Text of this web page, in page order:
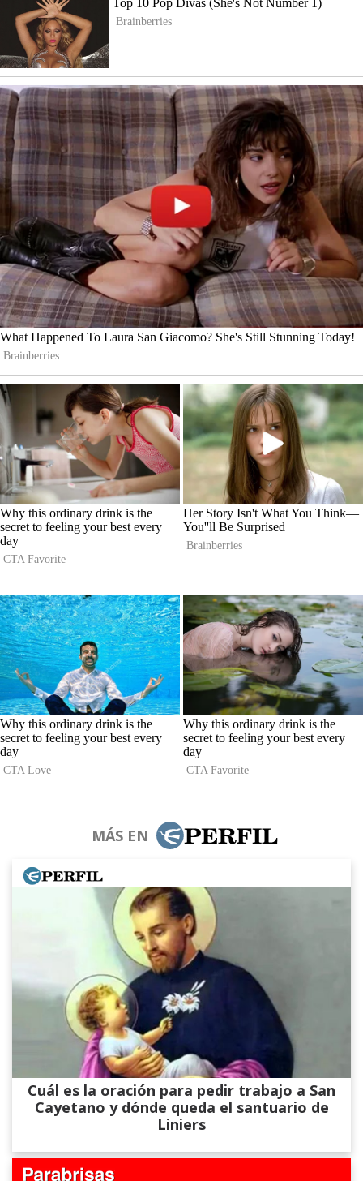
MÁS EN
Cuál es la oración para pedir trabajo a San
Cayetano y dónde queda el santuario de
Liniers